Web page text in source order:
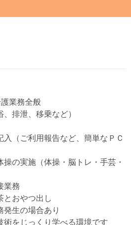
業務全般
、排泄、移乗など）
入（ご利用報告など、簡単なＰＣ
操の実施（体操・脳トレ・手芸・
業務
とおやつ出し
発生の場合あり
をじっくり学べる環境です